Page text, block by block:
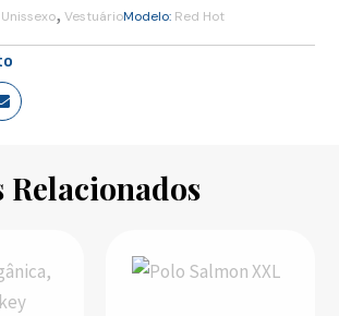
, VestuárioModelo: Red Hot